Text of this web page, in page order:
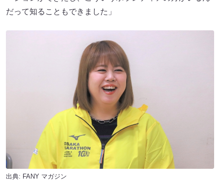
だって知ることもできました」
出典: FANY マガジン